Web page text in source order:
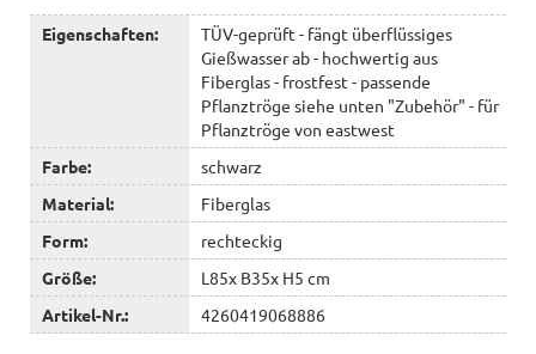
Eigenschaften:
TÜV-geprüft - fängt überflüssiges
Gießwasser ab - hochwertig aus
Fiberglas - frostfest - passende
Pflanztröge siehe unten "Zubehör" - für
Pflanztröge von eastwest
Farbe:
schwarz
Material:
Fiberglas
Form:
rechteckig
Größe:
L85x B35x H5 cm
Artikel-Nr.:
4260419068886